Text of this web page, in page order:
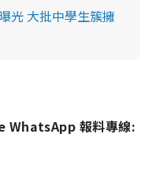
光 大批中學生簇擁
WhatsApp 報料專線: